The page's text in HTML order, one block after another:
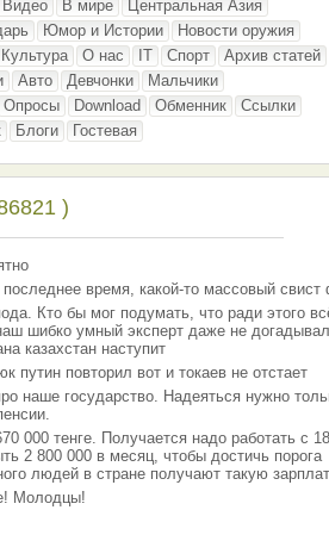
Видео В мире
Центральная Азия
Юмор и Истории
Новости оружия
Культура О нас IT Спорт
Архив статей
Авто Девчонки
Мальчики
Опросы Download Обменник
Ссылки
Блоги Гостевая
)
последнее время, какой-то массовый свист
Кто бы мог подумать, что ради этого
шибко умный эксперт даже не
казахстан наступит
путин повторил вот и токаев не отстает
наше государство. Надеяться нужно
000 тенге. Получается надо работать с
2 800 000 в месяц, чтобы достичь порога
людей в стране получают такую
Молодцы!